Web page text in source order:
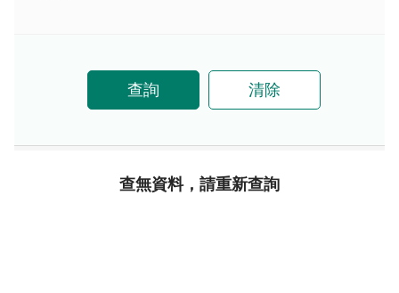
查詢 清除
查無資料，請重新查詢